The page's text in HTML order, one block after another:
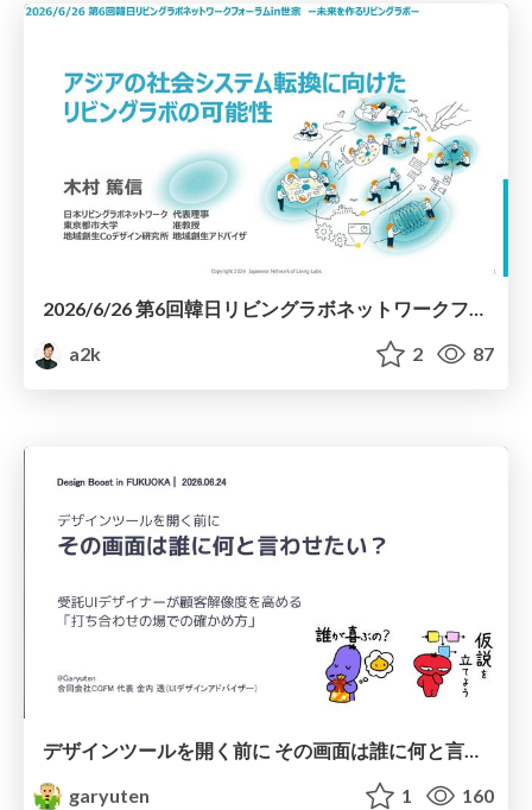
a2k
2 87
デザインツールを開く前に その画面は誰に何と言わせたい？受託UIデザイナーが顧客解像度を高める 「打ち合わせの場での確かめ方」
garyuten
1 160